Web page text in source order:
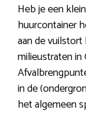
Heb je een
huurcontainer
aan de vuilstort
milieustraten
in de
het algemeen